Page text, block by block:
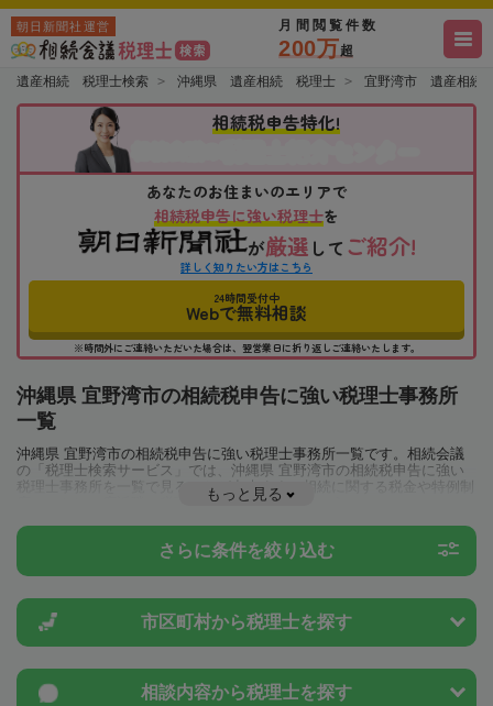
朝日新聞社運営 月間閲覧件数
200万超
遺産相続 税理士検索 沖縄県 遺産相続 税理士 宜野湾市 遺産相続
相続税申告特化!
あなたのお住まいのエリアで
相続税申告に強い税理士を
が厳選 して ご紹介!
詳しく知りたい方はこちら
24時間受付中
Webで無料相談
※時間外にご連絡いただいた場合は、翌営業日に折り返しご連絡いたします。
沖縄県 宜野湾市の相続税申告に強い税理士事務所
一覧
沖縄県 宜野湾市の相続税申告に強い税理士事務所一覧です。相続会議
の「税理士検索サービス」では、沖縄県 宜野湾市の相続税申告に強い
税理士事務所を一覧で見ることが出来ます。相続に関する税金や特例制
度のことは一度近隣の税理士に相談してみましょう。
もっと見る
さらに条件を絞り込む
市区町村から税理士を探す
相談内容から税理士を探す